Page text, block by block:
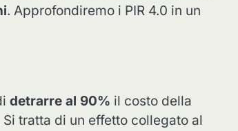
. Approfondiremo i PIR 4.0 in un
detrarre al 90% il costo della
tratta di un effetto collegato al